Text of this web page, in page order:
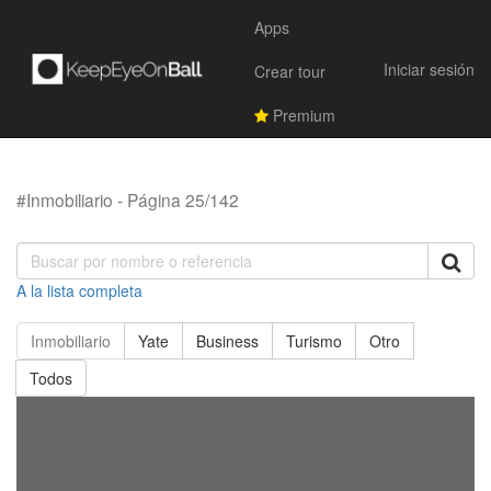
Apps
Crear tour
Premium
Iniciar sesión
#Inmobiliario - Página 25/142
A la lista completa
Inmobiliario Yate Business Turismo
Otro
Todos